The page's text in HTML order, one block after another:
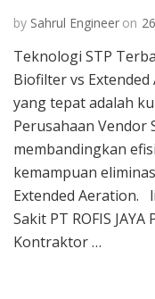
by Sahrul Engineer on
Teknologi STP
Biofilter vs
yang tepat adalah
Perusahaan Vendor
membandingkan
kemampuan
Extended Aeration.
Sakit PT ROFIS
Kontraktor …